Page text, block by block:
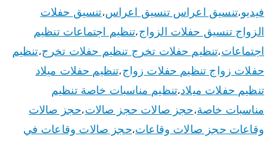
فيديو،تنسيق اعراس تنسيق اعراس،تنسيق حفلات
الزواج تنسيق حفلات الزواج،تنظيم اجتماعات تنظيم
اجتماعات،تنظيم حفلات تخرج تنظيم حفلات تخرج،تنظيم
حفلات زواج تنظيم حفلات زواج،تنظيم حفلات ميلاد
تنظيم حفلات ميلاد،تنظيم مناسبات خاصة تنظيم
مناسبات خاصة،حجز صالات حجز صالات،حجز صالات
وقاعات حجز صالات وقاعات،حجز صالات وقاعات في